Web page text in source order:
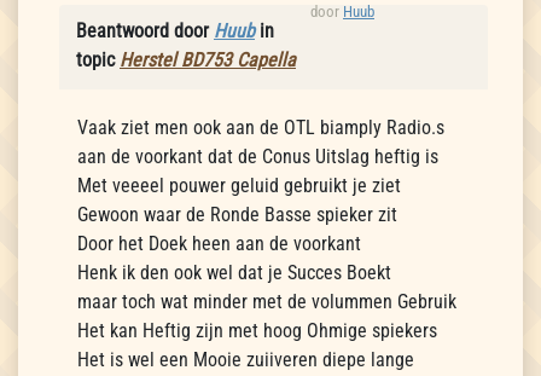
door Huub
Beantwoord door Huubin
topic Herstel BD753 Capella
Vaak ziet men ook aan de OTL biamply Radio.s
aan de voorkant dat de Conus Uitslag heftig is
Met veeeel pouwer geluid gebruikt je ziet
Gewoon waar de Ronde Basse spieker zit
Door het Doek heen aan de voorkant
Henk ik den ook wel dat je Succes Boekt
maar toch wat minder met de volummen Gebruik
Het kan Heftig zijn met hoog Ohmige spiekers
Het is wel een Mooie zuiiveren diepe lange